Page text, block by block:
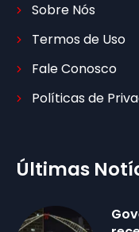
Sobre Nós
Termos de Uso
Fale Conosco
Políticas de
Últimas